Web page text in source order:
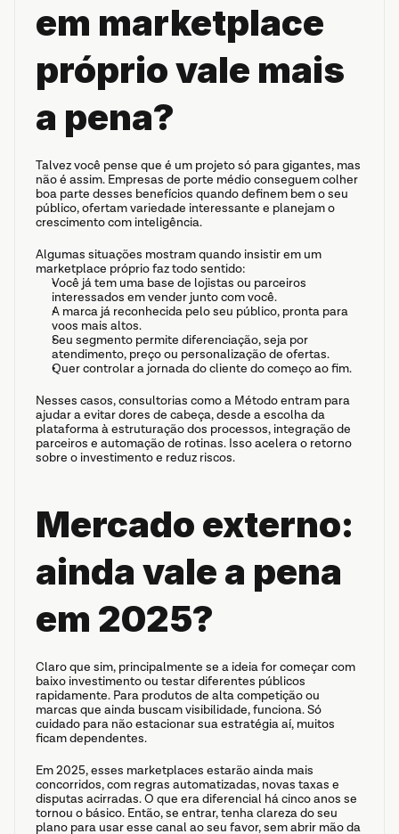
em marketplace
próprio vale mais
a pena?
Talvez você pense que é um projeto só para gigantes, mas
não é assim. Empresas de porte médio conseguem colher
boa parte desses benefícios quando definem bem o seu
público, ofertam variedade interessante e planejam o
crescimento com inteligência.
Algumas situações mostram quando insistir em um
marketplace próprio faz todo sentido:
Você já tem uma base de lojistas ou parceiros
interessados em vender junto com você.
A marca já reconhecida pelo seu público, pronta para
voos mais altos.
Seu segmento permite diferenciação, seja por
atendimento, preço ou personalização de ofertas.
Quer controlar a jornada do cliente do começo ao fim.
Nesses casos, consultorias como a Método entram para
ajudar a evitar dores de cabeça, desde a escolha da
plataforma à estruturação dos processos, integração de
parceiros e automação de rotinas. Isso acelera o retorno
sobre o investimento e reduz riscos.
Mercado externo:
ainda vale a pena
em 2025?
Claro que sim, principalmente se a ideia for começar com
baixo investimento ou testar diferentes públicos
rapidamente. Para produtos de alta competição ou
marcas que ainda buscam visibilidade, funciona. Só
cuidado para não estacionar sua estratégia aí, muitos
ficam dependentes.
Em 2025, esses marketplaces estarão ainda mais
concorridos, com regras automatizadas, novas taxas e
disputas acirradas. O que era diferencial há cinco anos se
tornou o básico. Então, se entrar, tenha clareza do seu
plano para usar esse canal ao seu favor, sem abrir mão da